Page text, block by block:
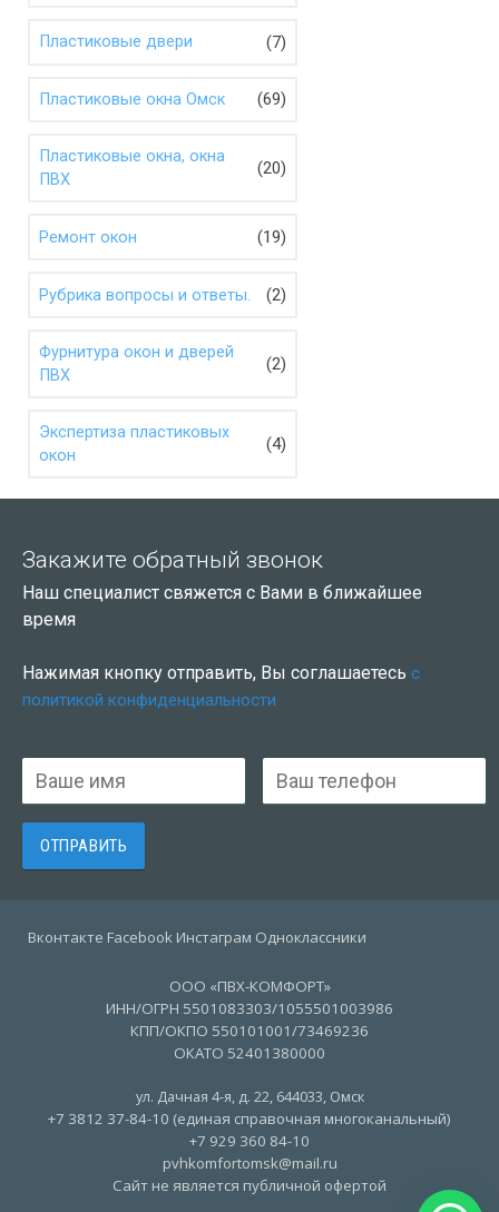
Пластиковые двери (7)
Пластиковые окна Омск (69)
Пластиковые окна, окна
ПВХ
(20)
Ремонт окон (19)
Рубрика вопросы и ответы. (2)
Фурнитура окон и дверей
ПВХ
(2)
Экспертиза пластиковых
окон
(4)
Закажите обратный звонок
Наш специалист свяжется с Вами в ближайшее
время
Нажимая кнопку отправить, Вы соглашаетесь с
политикой конфиденциальности
Вконтакте Facebook Инстаграм Одноклассники
ООО «ПВХ-КОМФОРТ»
ИНН/ОГРН 5501083303/1055501003986
КПП/ОКПО 550101001/73469236
ОКАТО 52401380000
ул. Дачная 4-я, д. 22 644033 Омск
+7 3812 37-84-10 (единая справочная многоканальный)
+7 929 360 84-10
pvhkomfortomsk@mail.ru
Сайт не является публичной офертой